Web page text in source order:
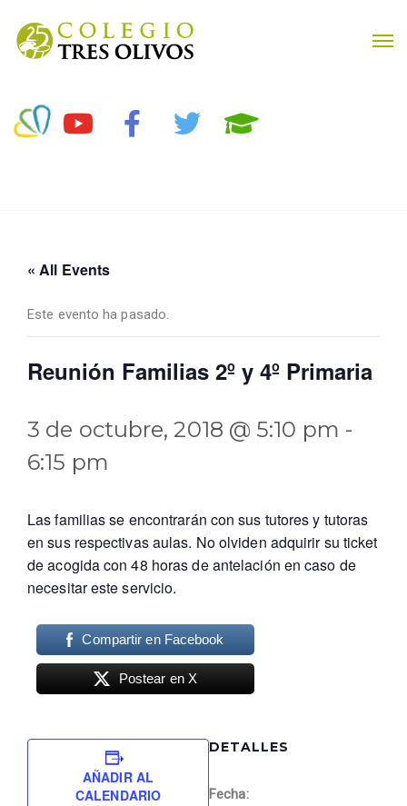
« All Events
Este evento ha pasado.
Reunión Familias 2º y 4º Primaria
3 de octubre, 2018 @ 5:10 pm -
6:15 pm
Las familias se encontrarán con sus tutores y tutoras
en sus respectivas aulas. No olviden adquirir su ticket
de acogida con 48 horas de antelación en caso de
necesitar este servicio.
Compartir en Facebook
Postear en X
AÑADIR AL
CALENDARIO
DETALLES
Fecha: